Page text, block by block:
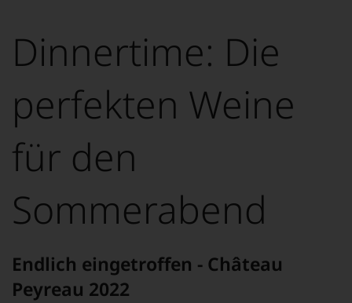
Dinnertime: Die
perfekten Weine
für den
Sommerabend
Endlich eingetroffen - Château
Peyreau 2022